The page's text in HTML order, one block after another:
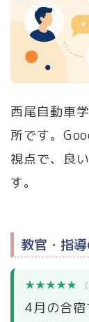
西尾自動車
所です。
視点で、良
す。
教官・指
★★★★★
4月の合